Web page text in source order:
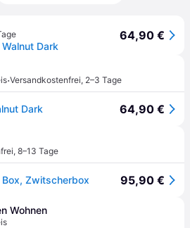
Dark
64,90 €
·Versandkostenfrei, 2–3 Tage
Dark 64,90 €
, 8–13 Tage
Box, Zwitscherbox 95,90 €
Wohnen